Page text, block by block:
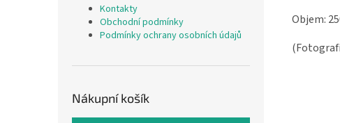
Kontakty
Obchodní podmínky
Podmínky ochrany osobních údajů
Nákupní košík
Objem: